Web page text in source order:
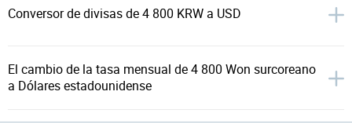
Conversor de divisas de 4 800 KRW a USD
El cambio de la tasa mensual de 4 800 Won surcoreano
a Dólares estadounidense